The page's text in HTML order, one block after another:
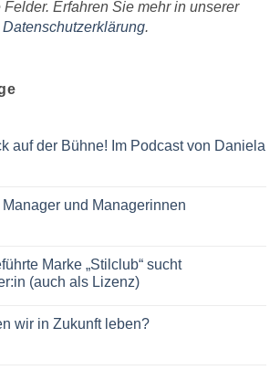
Felder. Erfahren Sie mehr in unserer
Datenschutzerklärung.
auf der Bühne! Im Podcast von Daniela
Manager und Managerinnen
Marke „Stilclub“ sucht
(auch als Lizenz)
wir in Zukunft leben?